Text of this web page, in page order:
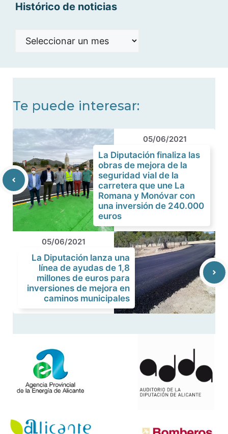
Histórico de noticias
Histórico
Te puede interesar:
05/06/2021
La Diputación finaliza las
obras de mejora de la
seguridad vial de la
carretera que une La
Romana y Monóvar con
una inversión de 240.000
euros
05/06/2021
La Diputación lanza una
línea de ayudas de 1,8
millones de euros para
inversiones de mejora en
caminos municipales